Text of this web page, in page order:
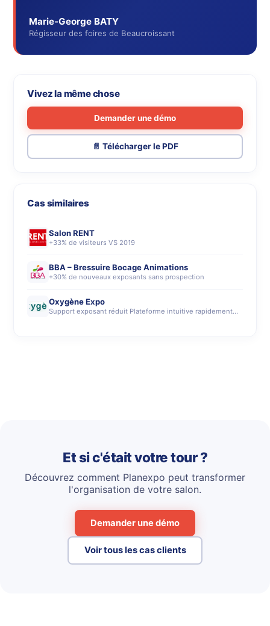
Marie-George BATY
Régisseur des foires de Beaucroissant
Vivez la même chose
Demander une démo
📄 Télécharger le PDF
Cas similaires
Salon RENT
+33% de visiteurs VS 2019
BBA – Bressuire Bocage Animations
+30% de nouveaux exposants sans prospection
Oxygène Expo
Support exposant réduit Plateforme intuitive rapidement…
Et si c'était votre tour ?
Découvrez comment Planexpo peut transformer
l'organisation de votre salon.
Demander une démo
Voir tous les cas clients